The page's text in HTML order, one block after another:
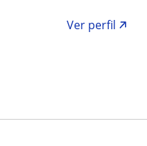
Ver perfil